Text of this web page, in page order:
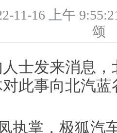
11-16 上午
士发来消息
此事向北汽